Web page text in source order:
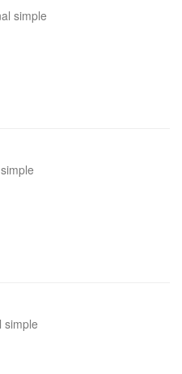
simple
simple